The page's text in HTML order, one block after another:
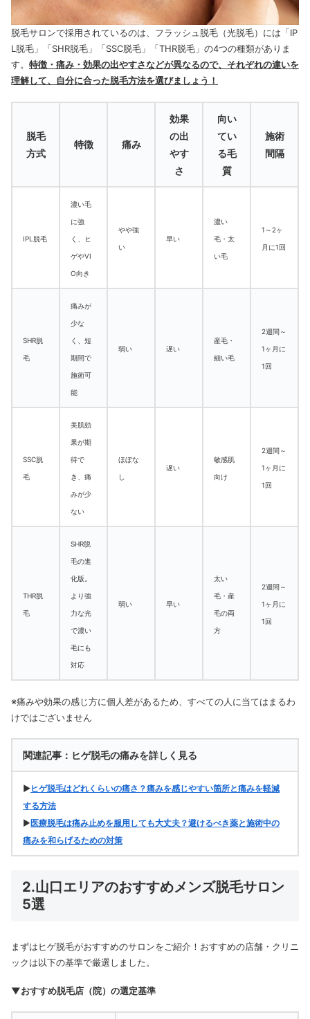
脱毛サロンで採用されているのは、フラッシュ脱毛（光脱毛）には「IP
L脱毛」「SHR脱毛」「SSC脱毛」「THR脱毛」の4つの種類がありま
す。 特徴・痛み・効果の出やすさなどが異なるので、それぞれの違いを
理解して、自分に合った脱毛方法を選びましょう！
脱毛
方式
特徴 痛み
効果
の出
やす
さ
向い
てい
る毛
質
施術
間隔
IPL脱毛
濃い毛
に強
く、 ヒ
ゲやVI
O向き
やや強
い
早い
濃い
毛・太
い毛
1～2ヶ
月に1回
SHR脱
毛
痛みが
少な
く、 短
期間で
施術可
能
弱い 遅い
産毛・
細い毛
2週間～
1ヶ月に
1回
SSC脱
毛
美肌効
果が期
待で
き、痛
みが少
ない
ほぼな
し
遅い
敏感肌
向け
2週間～
1ヶ月に
1回
THR脱
毛
SHR脱
毛の進
化版。
より強
力な光
で濃い
毛にも
対応
弱い 早い
太い
毛・産
毛の両
方
2週間～
1ヶ月に
1回
※痛みや効果の感じ方に個人差があるため、すべての人に当てはまるわ
けではございません
関連記事：ヒゲ脱毛の痛みを詳しく見る
▶ヒゲ脱毛はどれくらいの痛さ？痛みを感じやすい箇所と痛みを軽減
する方法
▶医療脱毛は痛み止めを服用しても大丈夫？避けるべき薬と施術中の
痛みを和らげるための対策
2.山口エリアのおすすめメンズ脱毛サロン
5選
まずはヒゲ脱毛がおすすめのサロンをご紹介！おすすめの店舗・クリニ
ックは以下の基準で厳選しました。
▼おすすめ脱毛店（院）の選定基準